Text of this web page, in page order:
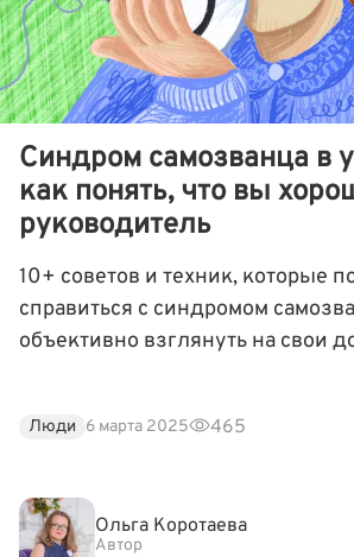
Синдром самозванца в
как понять, что вы
руководитель
10+ советов и техник, которые
справиться с синдромом
объективно взглянуть на свои
Люди 6 марта 2025 465
Ольга Коротаева
Автор